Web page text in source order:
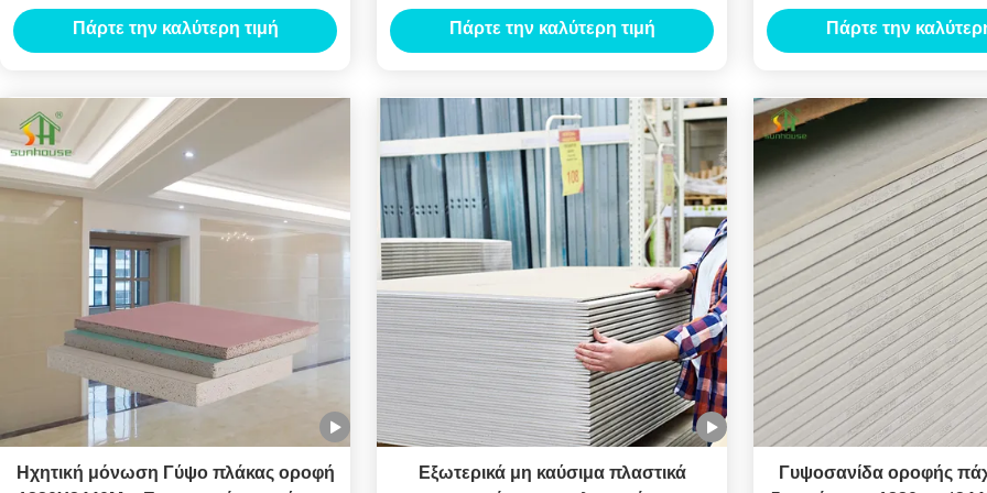
χάλυβα πλάτους 18mm
Πάρτε την καλύτερη τιμή
γαλβανισμένο χάλυβας υλικό
Πάρτε την καλύτερη τιμή
εμπορικά
Πάρτε την
Ηχητική μόνωση Γύψο πλάκας οροφή
Εξωτερικά μη καύσιμα πλαστικά
Γυψοσανίδα οροφής